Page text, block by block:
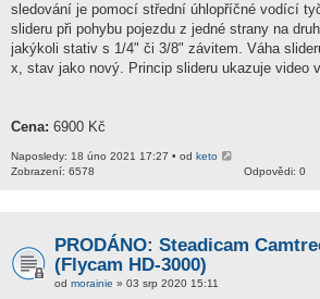
sledování je pomocí střední úhlopříčné vodící
slideru při pohybu pojezdu z jedné strany na
jakýkoli stativ s 1/4" či 3/8" závitem. Váha
x, stav jako nový. Princip slideru ukazuje video
Cena: 6900 Kč
Naposledy: 18 úno 2021 17:27 • od keto
Odpovědi: 0
Zobrazení: 6578
PRODÁNO: Steadicam
(Flycam HD-3000)
od morainie » 03 srp 2020 15:11